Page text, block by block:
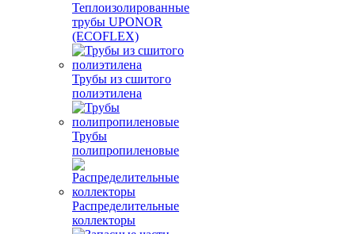
Теплоизолированные
трубы UPONOR
(ECOFLEX)
Трубы из сшитого
полиэтилена
Трубы
полипропиленовые
Распределительные
коллекторы